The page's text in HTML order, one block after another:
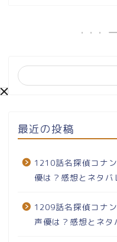
最近の投稿
1210話名探偵コナ
優は？感想とネタバ
1209話名探偵コナ
声優は？感想とネタ